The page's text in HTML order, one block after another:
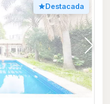
Destacada